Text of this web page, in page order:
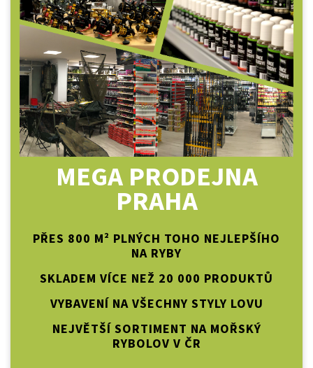
MEGA PRODEJNA
PRAHA
PŘES 800 M² PLNÝCH TOHO NEJLEPŠÍHO
NA RYBY
SKLADEM VÍCE NEŽ 20 000 PRODUKTŮ
VYBAVENÍ NA VŠECHNY STYLY LOVU
NEJVĚTŠÍ SORTIMENT NA MOŘSKÝ
RYBOLOV V ČR